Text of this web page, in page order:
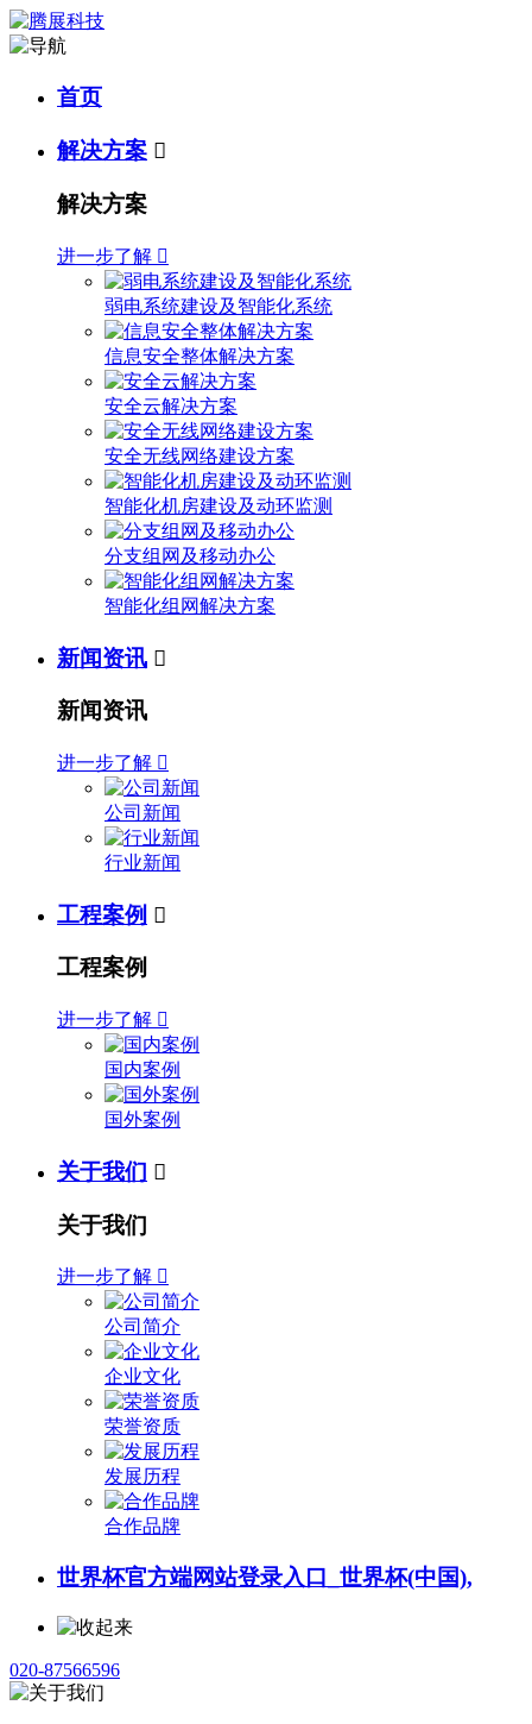
首页
解决方案 
解决方案
进一步了解 
弱电系统建设及智能化系统
信息安全整体解决方案
安全云解决方案
安全无线网络建设方案
智能化机房建设及动环监测
分支组网及移动办公
智能化组网解决方案
新闻资讯 
新闻资讯
进一步了解 
公司新闻
行业新闻
工程案例 
工程案例
进一步了解 
国内案例
国外案例
关于我们 
关于我们
进一步了解 
公司简介
企业文化
荣誉资质
发展历程
合作品牌
世界杯官方端网站登录入口_世界杯(中国),
020-87566596